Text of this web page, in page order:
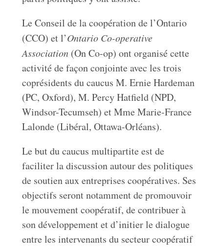
Le Conseil de la coopération de l’Ontario
(CCO) et l’Ontario Co-operative
Association (On Co-op) ont organisé cette
activité de façon conjointe avec les trois
coprésidents du caucus M. Ernie Hardeman
(PC, Oxford), M. Percy Hatfield (NPD,
Windsor-Tecumseh) et Mme Marie-France
Lalonde (Libéral, Ottawa-Orléans).
Le but du caucus multipartite est de
faciliter la discussion autour des politiques
de soutien aux entreprises coopératives. Ses
objectifs seront notamment de promouvoir
le mouvement coopératif, de contribuer à
son développement et d’initier le dialogue
entre les intervenants du secteur coopératif